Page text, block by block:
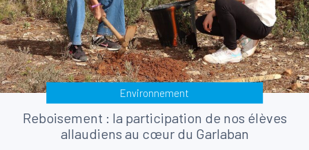
Environnement
Reboisement : la participation de nos élèves
allaudiens au cœur du Garlaban